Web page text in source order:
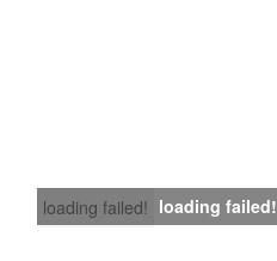
loading failed! loading failed!